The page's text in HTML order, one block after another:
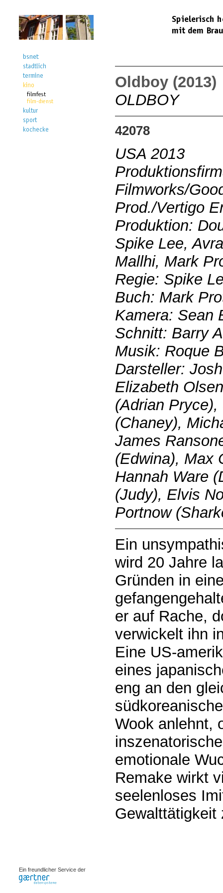
Oldboy (2013)
OLDBOY
42078
USA 2013
Filmworks/
Prod./Vertigo
Produktion:
Spike Lee,
Mallhi, Mark
Regie: Spike
Buch: Mark
Kamera: Sean
Schnitt: Barry
Musik: Roque
Darsteller:
Elizabeth
(Adrian
(Chaney),
James
(Edwina), Max
Hannah Ware
(Judy), Elvis
Portnow
Ein
wird 20 Jahre
Gründen in
er auf Rache,
verwickelt ihn
Eine US-
eines
eng an den
Wook anlehnt,
emotionale
Remake wirkt
seelenloses
Gewalttätigkeit
Ein freundlicher Service der